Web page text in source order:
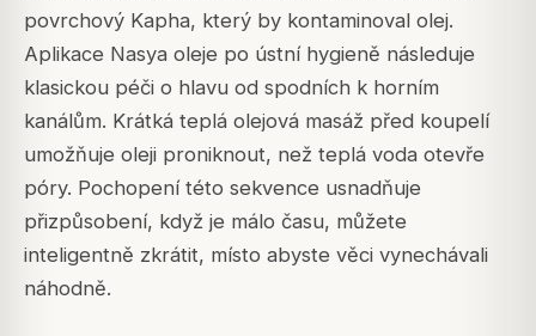
povrchový Kapha, který by kontaminoval olej.
Aplikace Nasya oleje po ústní hygieně následuje
klasickou péči o hlavu od spodních k horním
kanálům. Krátká teplá olejová masáž před koupelí
umožňuje oleji proniknout, než teplá voda otevře
póry. Pochopení této sekvence usnadňuje
přizpůsobení, když je málo času, můžete
inteligentně zkrátit, místo abyste věci vynechávali
náhodně.